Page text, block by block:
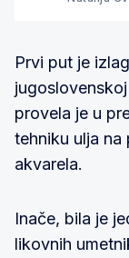
Prvi put je
provela je u
tehniku ulja na
akvarela.
Inače, bila je
likovnih